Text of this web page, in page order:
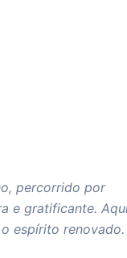
percorrido por
e gratificante.
espírito renovado.